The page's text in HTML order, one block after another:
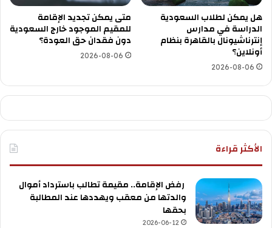
هل يمكن لطلاب السعودية
الدراسة في مدارس
إنترناشيونال بالقاهرة بنظام
أونلاين؟
2026-08-06
متى يمكن تجديد الإقامة
للمقيم الموجود خارج السعودية
دون فقدان حق العودة؟
2026-08-06
الأكثر قراءة
رفض الإقامة.. مقيمة تطالب باسترداد أموال
والدتها من معقب ويهددها عند المطالبة
بحقها
2026-06-12